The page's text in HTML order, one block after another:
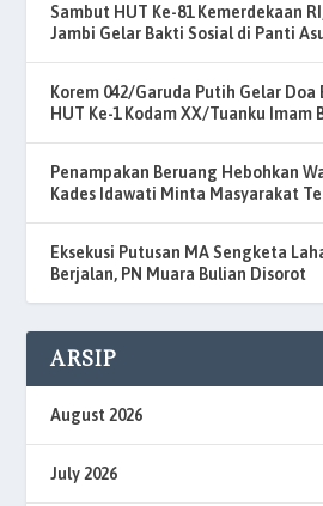
Sambut HUT Ke-81 Kemerdekaan
Jambi Gelar Bakti Sosial di Panti
Korem 042/Garuda Putih Gelar
HUT Ke-1 Kodam XX/Tuanku Imam
Penampakan Beruang Hebohkan
Kades Idawati Minta Masyarakat
Eksekusi Putusan MA Sengketa
Berjalan, PN Muara Bulian Disorot
ARSIP
August 2026
July 2026